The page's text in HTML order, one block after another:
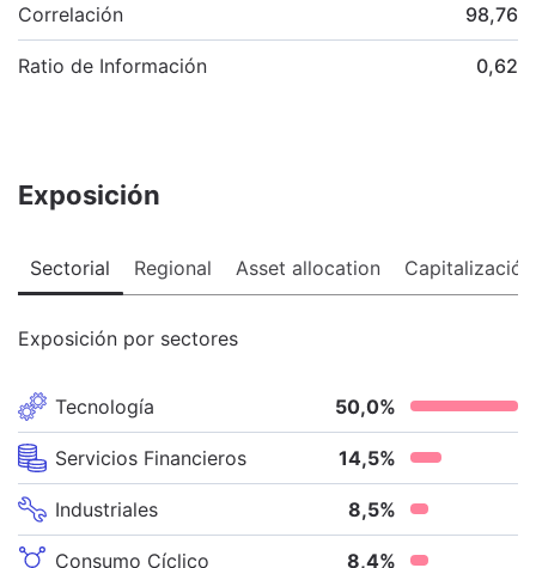
Correlación 98,76
Ratio de Información 0,62
Exposición
Sectorial Regional Asset allocation Capitalización
Exposición por sectores
Tecnología 50,0%
Servicios Financieros 14,5%
Industriales 8,5%
Consumo Cíclico 8,4%